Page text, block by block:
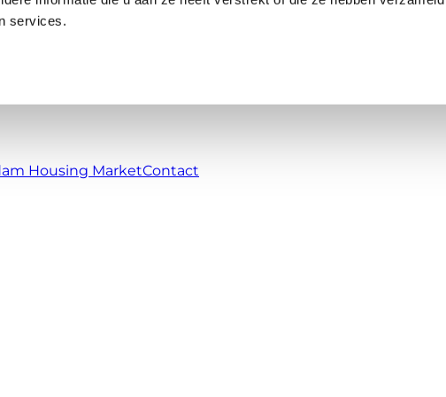
om content en advertenties te personaliseren, om functies voor
social media, adverteren en analyse. Deze partners kunnen deze
Housing MarketContact